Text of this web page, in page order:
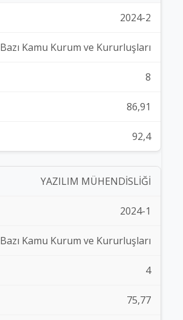
2024-2
Bazı Kamu Kurum ve Kururluşları
8
86,91
92,4
YAZILIM MÜHENDİSLİĞİ
2024-1
Bazı Kamu Kurum ve Kururluşları
4
75,77